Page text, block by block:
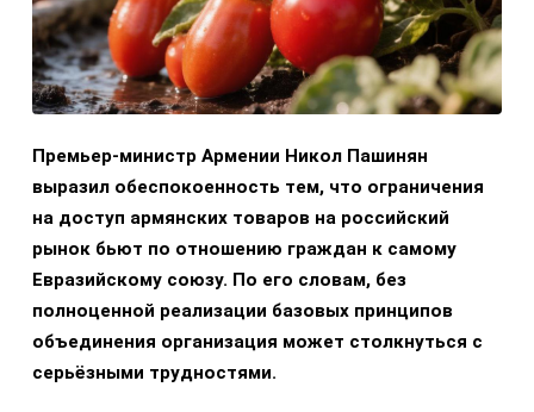
Премьер-министр Армении Никол Пашинян
выразил обеспокоенность тем, что ограничения
на доступ армянских товаров на российский
рынок бьют по отношению граждан к самому
Евразийскому союзу. По его словам, без
полноценной реализации базовых принципов
объединения организация может столкнуться с
серьёзными трудностями.